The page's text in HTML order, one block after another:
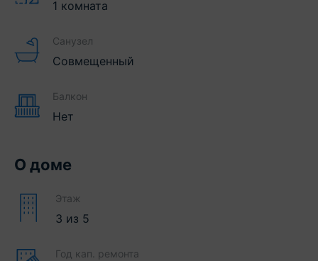
1 комната
Санузел
Совмещенный
Балкон
Нет
О доме
Этаж
3 из 5
Год кап. ремонта